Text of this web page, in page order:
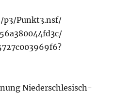
Punkt3.nsf/
Niederschlesisch-